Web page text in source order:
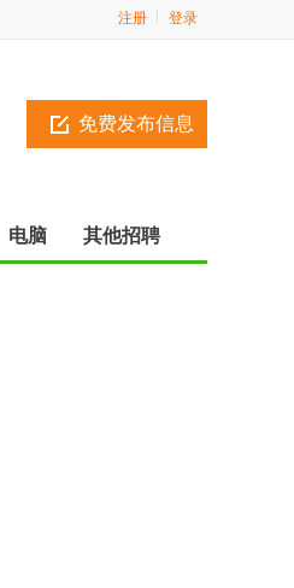
登录
注册
免费发布信息
电脑 其他招聘